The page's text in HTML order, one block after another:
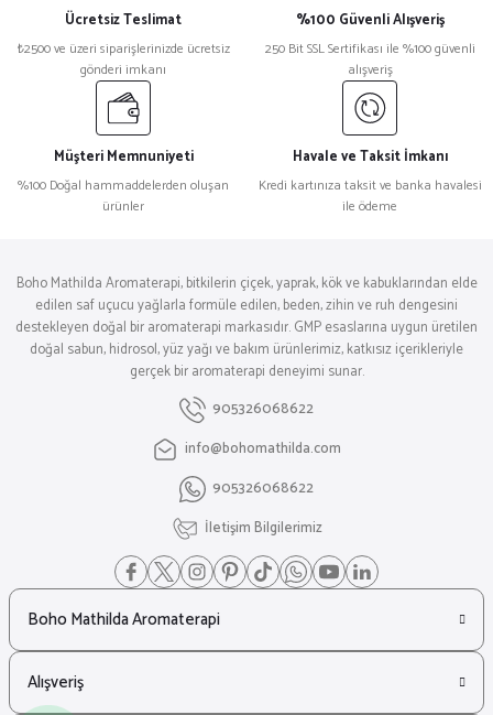
Ücretsiz Teslimat
₺2500 ve üzeri siparişlerinizde ücretsiz
gönderi imkanı
%100 Güvenli Alışveriş
250 Bit SSL Sertifikası ile %100 güvenli
alışveriş
Müşteri Memnuniyeti
%100 Doğal hammaddelerden oluşan
ürünler
Havale ve Taksit İmkanı
Kredi kartınıza taksit ve banka havalesi
ile ödeme
Boho Mathilda Aromaterapi, bitkilerin çiçek, yaprak, kök ve kabuklarından elde
edilen saf uçucu yağlarla formüle edilen, beden, zihin ve ruh dengesini
destekleyen doğal bir aromaterapi markasıdır. GMP esaslarına uygun üretilen
doğal sabun, hidrosol, yüz yağı ve bakım ürünlerimiz, katkısız içerikleriyle
gerçek bir aromaterapi deneyimi sunar.
905326068622
info@bohomathilda.com
905326068622
İletişim Bilgilerimiz
Boho Mathilda Aromaterapi
Alışveriş